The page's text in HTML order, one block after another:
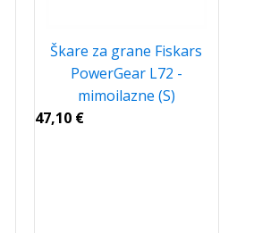
Škare za grane Fiskars
PowerGear L72 -
mimoilazne (S)
47,10 €